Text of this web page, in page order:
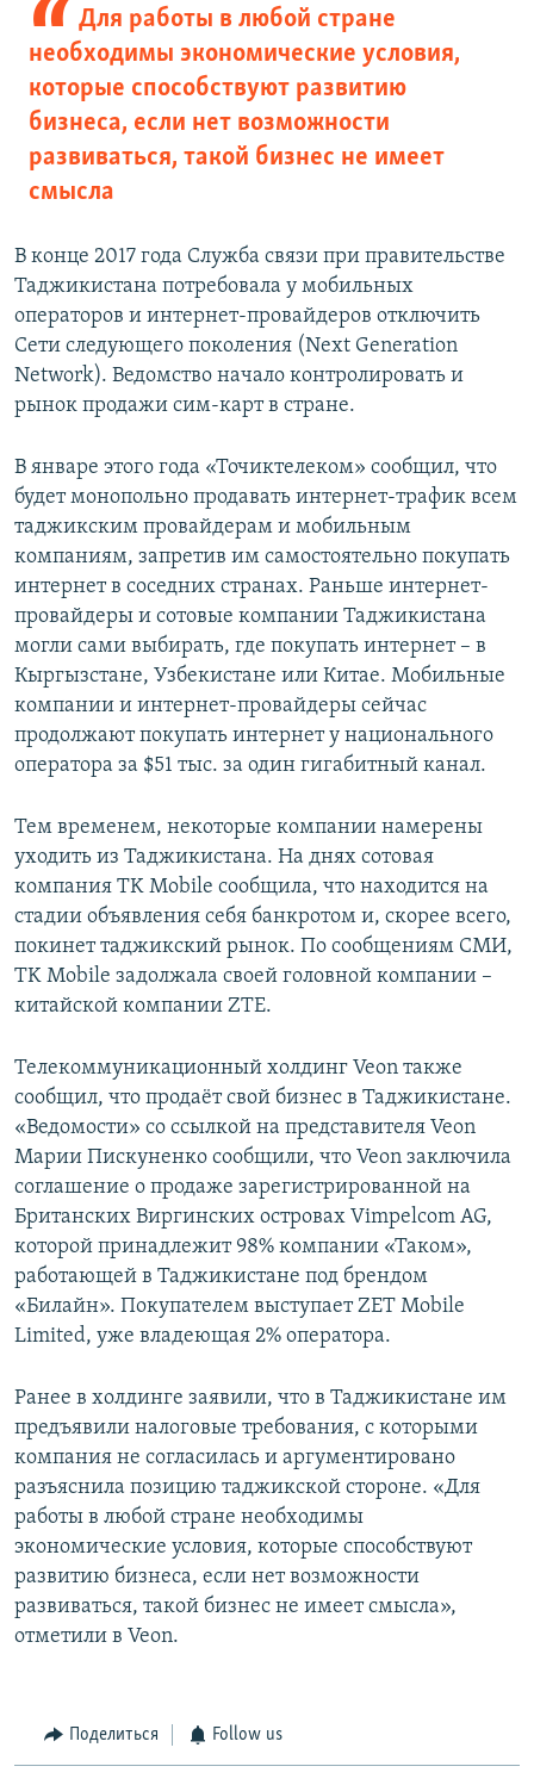
Для работы в любой стране
необходимы экономические условия,
которые способствуют развитию
бизнеса, если нет возможности
развиваться, такой бизнес не имеет
смысла
В конце 2017 года Служба связи при правительстве
Таджикистана потребовала у мобильных
операторов и интернет-провайдеров отключить
Сети следующего поколения (Next Generation
Network). Ведомство начало контролировать и
рынок продажи сим-карт в стране.
В январе этого года «Точиктелеком» сообщил, что
будет монопольно продавать интернет-трафик всем
таджикским провайдерам и мобильным
компаниям, запретив им самостоятельно покупать
интернет в соседних странах. Раньше интернет-
провайдеры и сотовые компании Таджикистана
могли сами выбирать, где покупать интернет – в
Кыргызстане, Узбекистане или Китае. Мобильные
компании и интернет-провайдеры сейчас
продолжают покупать интернет у национального
оператора за $51 тыс. за один гигабитный канал.
Тем временем, некоторые компании намерены
уходить из Таджикистана. На днях сотовая
компания TK Mobile сообщила, что находится на
стадии объявления себя банкротом и, скорее всего,
покинет таджикский рынок. По сообщениям СМИ,
TK Mobile задолжала своей головной компании –
китайской компании ZTE.
Телекоммуникационный холдинг Veon также
сообщил, что продаёт свой бизнес в Таджикистане.
«Ведомости» со ссылкой на представителя Veon
Марии Пискуненко сообщили, что Veon заключила
соглашение о продаже зарегистрированной на
Британских Виргинских островах Vimpelcom AG,
которой принадлежит 98% компании «Таком»,
работающей в Таджикистане под брендом
«Билайн». Покупателем выступает ZET Mobile
Limited, уже владеющая 2% оператора.
Ранее в холдинге заявили, что в Таджикистане им
предъявили налоговые требования, с которыми
компания не согласилась и аргументировано
разъяснила позицию таджикской стороне. «Для
работы в любой стране необходимы
экономические условия, которые способствуют
развитию бизнеса, если нет возможности
развиваться, такой бизнес не имеет смысла»,
отметили в Veon.
Поделиться Follow us